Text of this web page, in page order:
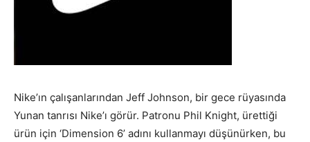
Nike’ın çalışanlarından Jeff Johnson, bir gece rüyasında
Yunan tanrısı Nike’ı görür. Patronu Phil Knight, ürettiği
ürün için ‘Dimension 6’ adını kullanmayı düşünürken, bu